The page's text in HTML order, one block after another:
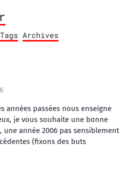
Tags Archives
années passées nous enseigne
je vous souhaite une bonne
une année 2006 pas sensiblement
(fixons des buts